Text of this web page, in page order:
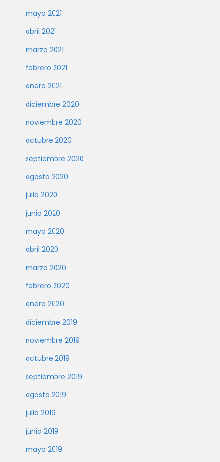
mayo 2021
abril 2021
marzo 2021
febrero 2021
enero 2021
diciembre 2020
noviembre 2020
octubre 2020
septiembre 2020
agosto 2020
julio 2020
junio 2020
mayo 2020
abril 2020
marzo 2020
febrero 2020
enero 2020
diciembre 2019
noviembre 2019
octubre 2019
septiembre 2019
agosto 2019
julio 2019
junio 2019
mayo 2019